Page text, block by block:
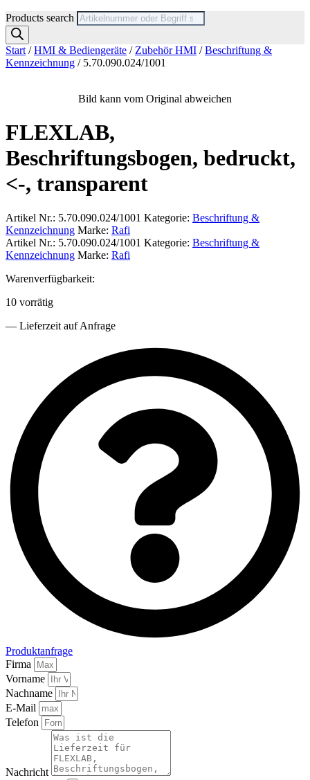
Products search
Start /HMI & Bediengeräte / Zubehör HMI /Beschriftung &
Kennzeichnung / 5.70.090.024/1001
Bild kann vom Original abweichen
FLEXLAB,
Beschriftungsbogen, bedruckt,
<-, transparent
Artikel Nr.: 5.70.090.024/1001 Kategorie: Beschriftung &
Kennzeichnung Marke: Rafi
Artikel Nr.: 5.70.090.024/1001 Kategorie: Beschriftung &
Kennzeichnung Marke: Rafi
Warenverfügbarkeit:
10 vorrätig
— Lieferzeit auf Anfrage
Produktanfrage
Firma
Vorname
Nachname
E-Mail
Telefon
Nachricht